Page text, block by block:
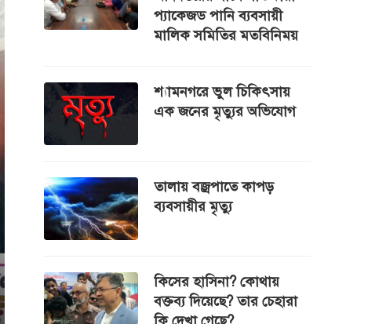
প্যাকেজড পানি ব্যবসায়ী
মালিক সমিতির মতবিনিময়
শ্যামনগরে ভুল চিকিৎসায়
এক জনের মৃত্যুর অভিযোগ
তালায় বজ্রপাতে কাপড়
ব্যবসায়ীর মৃত্যু
কিসের হাসিনা? কোথায়
বক্তব্য দিয়েছে? তার চেহারা